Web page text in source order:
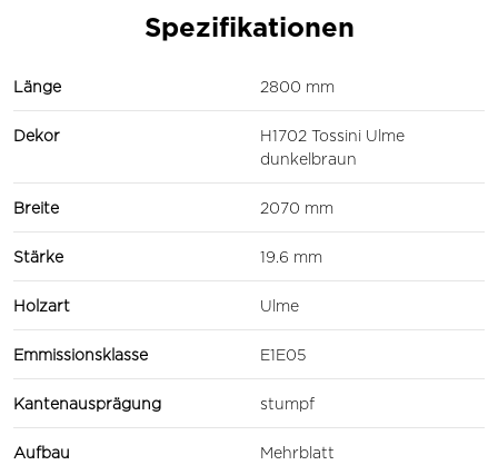
Spezifikationen
Länge 2800 mm
Dekor
H1702 Tossini Ulme
dunkelbraun
Breite 2070 mm
Stärke 19.6 mm
Holzart Ulme
Emmissionsklasse E1E05
Kantenausprägung stumpf
Aufbau Mehrblatt